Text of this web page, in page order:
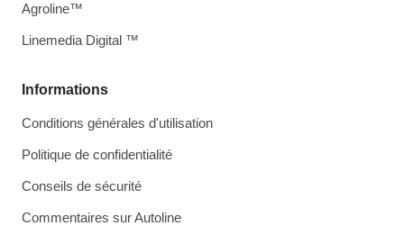
Informations
Conditions générales d'utilisation
Politique de confidentialité
Conseils de sécurité
Commentaires sur Autoline
Agroline™
Linemedia Digital ™